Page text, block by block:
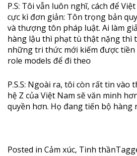
P.S: Tôi vẫn luôn nghĩ, cách để
cực kì đơn giản: Tôn trọng bản
và thượng tôn pháp luật. Ai làm
hàng lậu thì phạt tù thật nặng thì
những tri thức mới kiếm được tiền
role models để đi theo
P.S.S: Ngoài ra, tôi còn rất tin vào
hệ Z của Việt Nam sẽ văn minh
quyền hơn. Họ đang tiến bộ hàng
Posted in Cảm xúc, Tinh thần